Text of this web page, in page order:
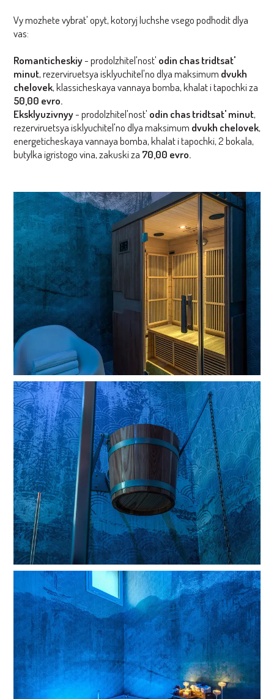
Vy mozhete vybrat' opyt, kotoryj luchshe vsego podhodit dlya
vas:
Romanticheskiy- prodolzhitel'nost' odin chas tridtsat'
minut, rezerviruetsya isklyuchitel'no dlya maksimum dvukh
chelovek, klassicheskaya vannaya bomba, khalat i tapochki za
50,00 evro.
Eksklyuzivnyy- prodolzhitel'nost' odin chas tridtsat' minut,
rezerviruetsya isklyuchitel'no dlya maksimum dvukh chelovek,
energeticheskaya vannaya bomba, khalat i tapochki, 2 bokala,
butylka igristogo vina, zakuski za 70,00 evro.